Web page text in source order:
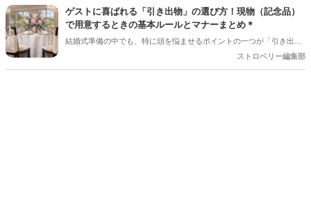
になります♪ 結婚式とは違った雰囲気でゲストとゆっくり楽しめるの
も二次会ならではの魅力＊ 今回は、二次会をもっと可愛く、おふたり
らしく楽しむためのアイデアをご紹介します♡
ゲストに喜ばれる「引き出物」の選び方！現物（記念品）
で用意するときの基本ルールとマナーまとめ＊
結婚式準備の中でも、特に頭を悩ませるポイントの一つが「引き出物
ストロベリー編集部